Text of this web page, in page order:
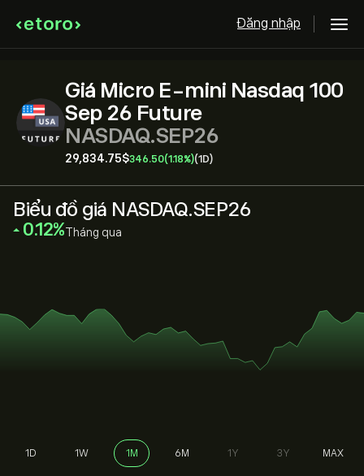
Đăng nhập
Giá Micro E-mini Nasdaq 100
Sep 26 Future
NASDAQ.SEP26
29,834.75‎$‎346.50(1.18%)(1D)
Biểu đồ giá NASDAQ.SEP26
‎0.12‎ Tháng qua
1D 1W 1M 6M 1Y 3Y MAX